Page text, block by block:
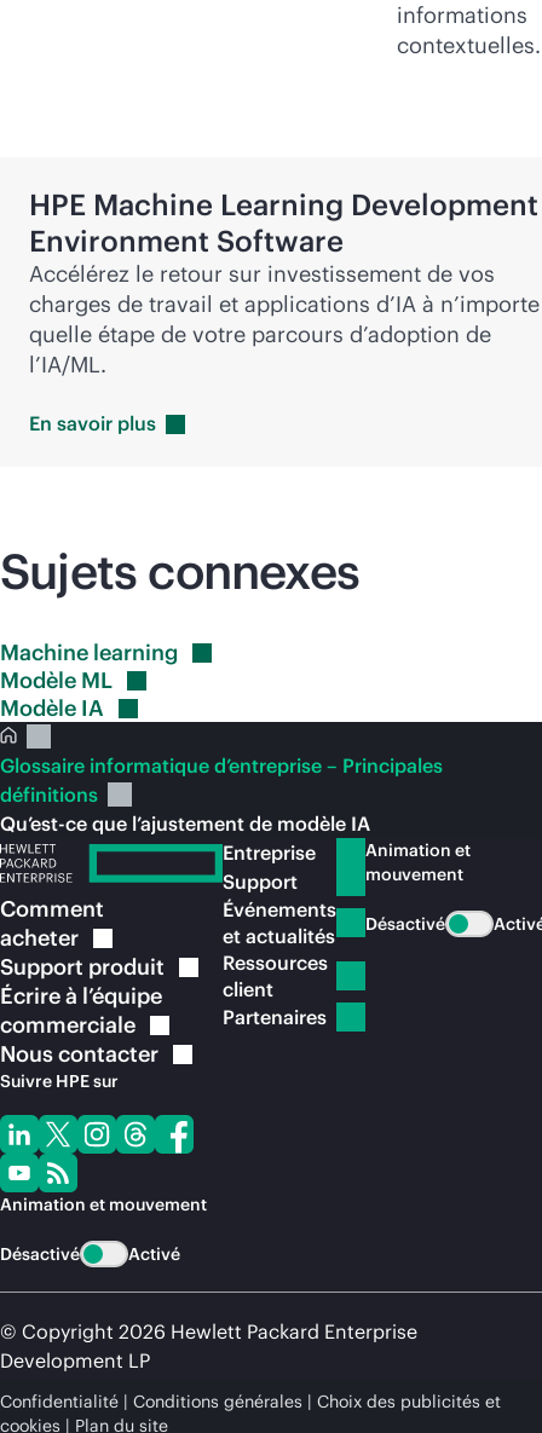
informations
contextuelles.
HPE Machine Learning Development
Environment Software
Accélérez le retour sur investissement de vos
charges de travail et applications d’IA à n’importe
quelle étape de votre parcours d’adoption de
l’IA/ML.
En savoir plus
Sujets connexes
Machine learning
Modèle ML
Modèle IA
Glossaire informatique d’entreprise – Principales
définitions
Qu’est-ce que l’ajustement de modèle IA
Comment
acheter
Support produit
Écrire à l’équipe
commerciale
Nouscontacter
Suivre HPE sur
Animation et mouvement
Désactivé Activé
Entreprise
Support
Événements
et actualités
Ressources
client
Partenaires
Animation et
mouvement
Désactivé
© Copyright 2026 Hewlett Packard Enterprise
Development LP
Confidentialité Conditions générales
Choix des publicités et
cookies
Plan du site